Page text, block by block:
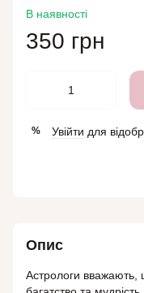
В наявності
350 грн
% Увійти для
Опис
Астрологи вважають,